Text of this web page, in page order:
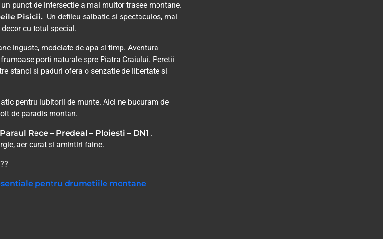
un punct de intersectie a mai multor trasee montane.
Pisicii. Un defileu salbatic si spectaculos, mai
cu totul special.
inguste, modelate de apa si timp. Aventura
porti naturale spre Piatra Craiului. Peretii
stanci si paduri ofera o senzatie de libertate si
pentru iubitorii de munte. Aici ne bucuram de
de paradis montan.
Rece – Predeal – Ploiesti – DN1 .
aer curat si amintiri faine.
pentru drumetiile montane